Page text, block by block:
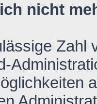
nicht
Zahl